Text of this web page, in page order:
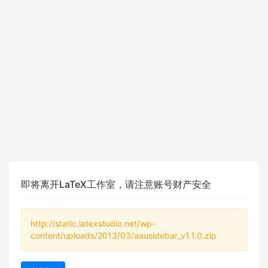
即将离开LaTeX工作室，请注意账号财产安全
http://static.latexstudio.net/wp-
content/uploads/2013/03/aausidebar_v1.1.0.zip